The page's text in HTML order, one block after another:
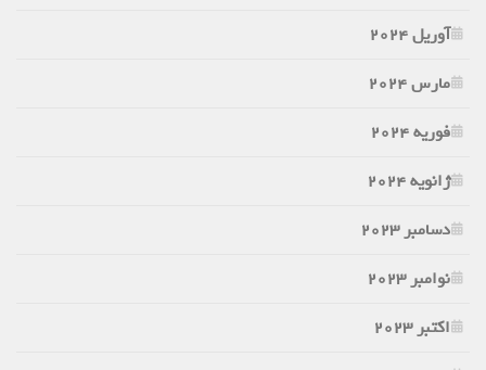
آوریل 2024
مارس 2024
فوریه 2024
ژانویه 2024
دسامبر 2023
نوامبر 2023
اکتبر 2023